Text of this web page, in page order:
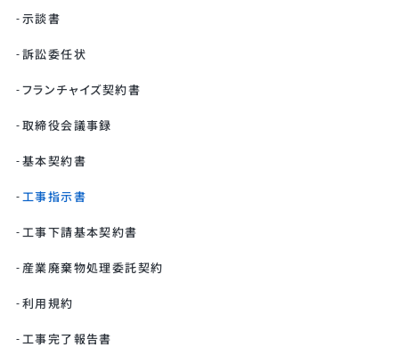
示談書
訴訟委任状
フランチャイズ契約書
取締役会議事録
基本契約書
工事指示書
工事下請基本契約書
産業廃棄物処理委託契約
利用規約
工事完了報告書